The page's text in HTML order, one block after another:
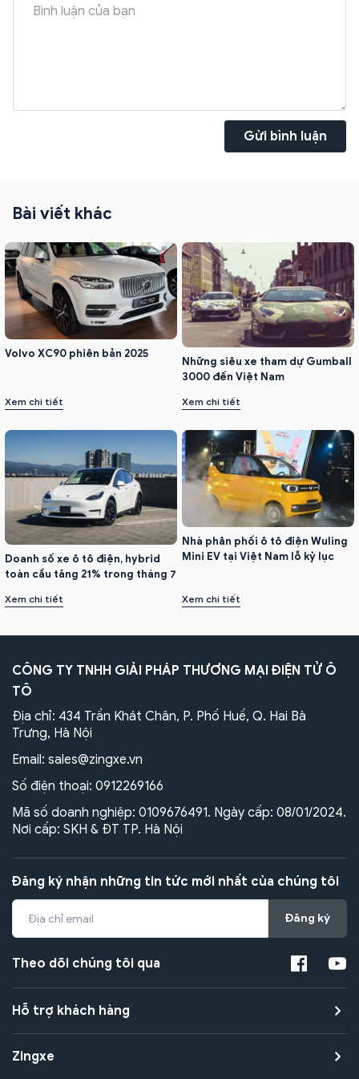
Gửi bình luận
Bài viết khác
Volvo XC90 phiên bản 2025
Xem chi tiết
Những siêu xe tham dự Gumball
3000 đến Việt Nam
Xem chi tiết
Doanh số xe ô tô điện, hybrid
toàn cầu tăng 21% trong tháng 7
Xem chi tiết
Nhà phân phối ô tô điện Wuling
Mini EV tại Việt Nam lỗ kỷ lục
Xem chi tiết
CÔNG TY TNHH GIẢI PHÁP THƯƠNG MẠI ĐIỆN TỬ Ô
TÔ
Địa chỉ: 434 Trần Khát Chân, P. Phố Huế, Q. Hai Bà
Trưng, Hà Nội
Email: sales@zingxe.vn
Số điện thoại: 0912269166
Mã số doanh nghiệp: 0109676491. Ngày cấp: 08/01/2024.
Nơi cấp: SKH & ĐT TP. Hà Nội
Đăng ký nhận những tin tức mới nhất của chúng tôi
Đăng ký
Theo dõi chúng tôi qua
Hỗ trợ khách hàng
Zingxe